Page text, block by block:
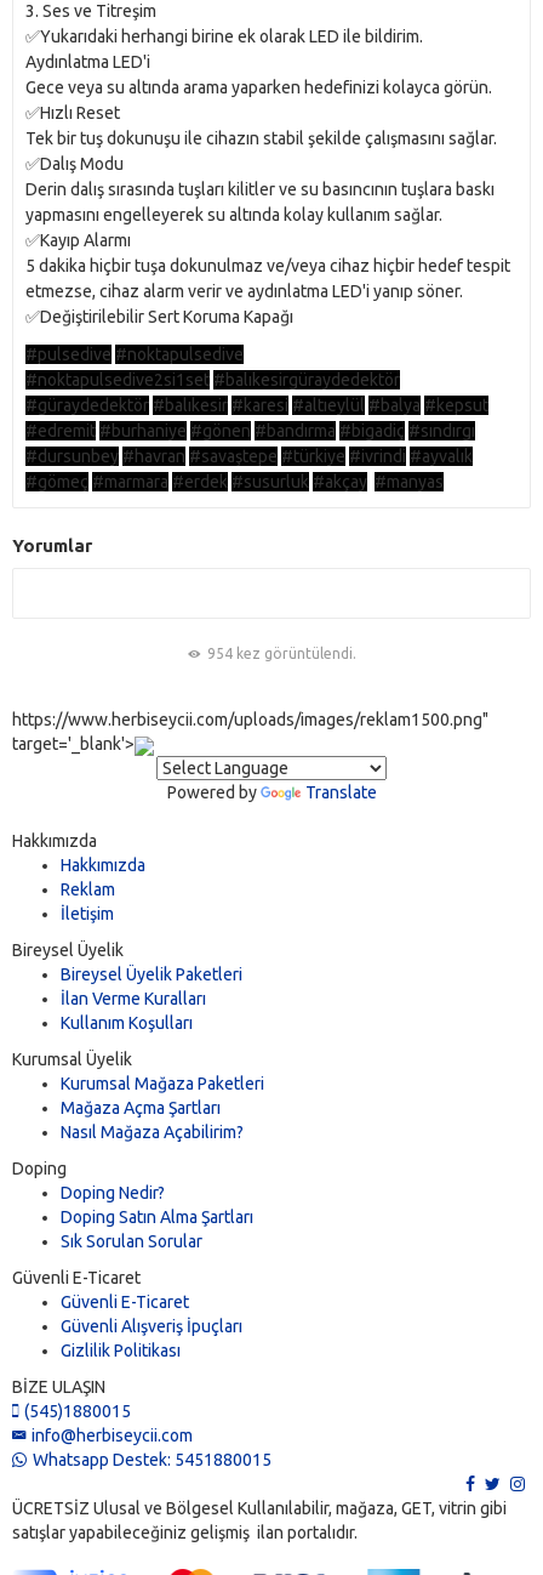
3. Ses ve Titreşim
✅Yukarıdaki herhangi birine ek olarak LED ile bildirim.
Aydınlatma LED'i
Gece veya su altında arama yaparken hedefinizi kolayca görün.
✅Hızlı Reset
Tek bir tuş dokunuşu ile cihazın stabil şekilde çalışmasını sağlar.
✅Dalış Modu
Derin dalış sırasında tuşları kilitler ve su basıncının tuşlara baskı
yapmasını engelleyerek su altında kolay kullanım sağlar.
✅Kayıp Alarmı
5 dakika hiçbir tuşa dokunulmaz ve/veya cihaz hiçbir hedef tespit
etmezse, cihaz alarm verir ve aydınlatma LED'i yanıp söner.
✅Değiştirilebilir Sert Koruma Kapağı
#pulsedive #noktapulsedive
#noktapulsedive2si1set #balıkesirgüraydedektör
#güraydedektör #balıkesir #karesi #altıeylül #balya #kepsut
#edremit #burhaniye #gönen #bandırma #bigadiç #sındırgı
#dursunbey #havran #savaştepe #türkiye #ivrindi #ayvalık
#gömeç #marmara #erdek #susurluk #akçay #manyas
Yorumlar
954 kez görüntülendi.
https://www.herbiseycii.com/uploads/images/reklam1500.png"
target='_blank'>
Powered by Translate
Hakkımızda
Hakkımızda
Reklam
İletişim
Bireysel Üyelik
Bireysel Üyelik Paketleri
İlan Verme Kuralları
Kullanım Koşulları
Kurumsal Üyelik
Kurumsal Mağaza Paketleri
Mağaza Açma Şartları
Nasıl Mağaza Açabilirim?
Doping
Doping Nedir?
Doping Satın Alma Şartları
Sık Sorulan Sorular
Güvenli E-Ticaret
Güvenli E-Ticaret
Güvenli Alışveriş İpuçları
Gizlilik Politikası
BİZE ULAŞIN
(545)1880015
info@herbiseycii.com
Whatsapp Destek: 5451880015
ÜCRETSİZ Ulusal ve Bölgesel Kullanılabilir, mağaza, GET, vitrin gibi
satışlar yapabileceğiniz gelişmiş ilan portalıdır.